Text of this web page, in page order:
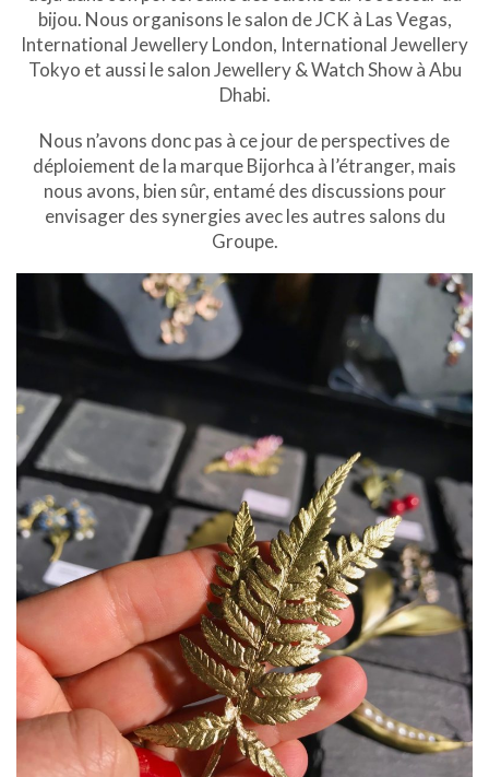
bijou. Nous organisons le salon de JCK à Las Vegas,
International Jewellery London, International Jewellery
Tokyo et aussi le salon Jewellery & Watch Show à Abu
Dhabi.
Nous n’avons donc pas à ce jour de perspectives de
déploiement de la marque Bijorhca à l’étranger, mais
nous avons, bien sûr, entamé des discussions pour
envisager des synergies avec les autres salons du
Groupe.